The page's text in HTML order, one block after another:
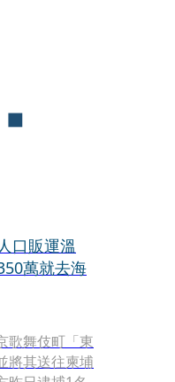
口販運溫
萬就去海
歌舞伎町「東
將其送往柬埔